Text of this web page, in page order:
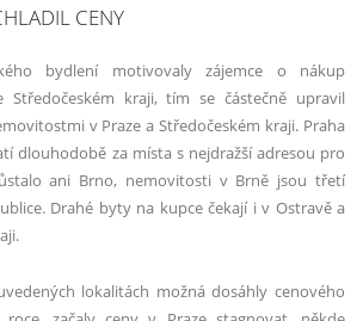
CENY
bydlení motivovaly zájemce o nákup
Středočeském kraji, tím se částečně upravil
v Praze a Středočeském kraji. Praha
dlouhodobě za místa s nejdražší adresou pro
ani Brno, nemovitosti v Brně jsou třetí
Drahé byty na kupce čekají i v Ostravě a
lokalitách možná dosáhly cenového